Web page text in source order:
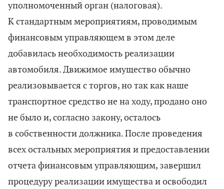
уполномоченный орган (налоговая).
К стандартным мероприятиям, проводимым
финансовым управляющем в этом деле
добавилась необходимость реализации
автомобиля. Движимое имущество обычно
реализовывается с торгов, но так как наше
транспортное средство не на ходу, продано оно
не было и, согласно закону, осталось
в собственности должника. После проведения
всех остальных мероприятия и предоставлении
отчета финансовым управляющим, завершил
процедуру реализации имущества и освободил